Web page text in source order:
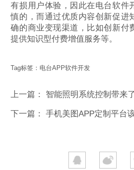
有损用户体验，因此在电台软件
慎的，而通过优质内容创新促进
确的商业变现渠道，比如创新付
提供知识型付费增值服务等。
Tag标签： 电台APP软件开发
上一篇： 智能照明系统控制带来
下一篇：手机美图APP定制平台